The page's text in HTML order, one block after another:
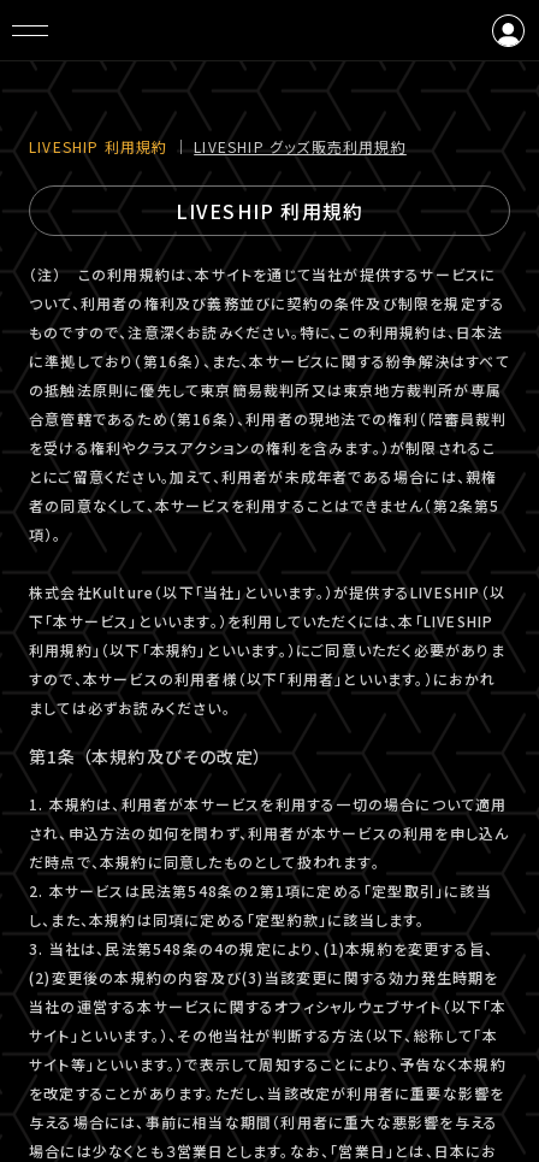
会員登録
LIVESHIP 利⽤規約 ｜LIVESHIP グッズ販売利⽤規約
LIVESHIP 利用規約
（注） この利用規約は、本サイトを通じて当社が提供するサービスに
ついて、利用者の権利及び義務並びに契約の条件及び制限を規定する
ものですので、注意深くお読みください。特に、この利用規約は、日本法
に準拠しており（第16条）、また、本サービスに関する紛争解決はすべて
の抵触法原則に優先して東京簡易裁判所又は東京地方裁判所が専属
合意管轄であるため（第16条）、利用者の現地法での権利（陪審員裁判
を受ける権利やクラスアクションの権利を含みます。）が制限されるこ
とにご留意ください。加えて、利用者が未成年者である場合には、親権
者の同意なくして、本サービスを利用することはできません（第2条第5
項）。
株式会社Kulture（以下「当社」といいます。）が提供するLIVESHIP（以
下「本サービス」といいます。）を利用していただくには、本「LIVESHIP
利用規約」（以下「本規約」といいます。）にご同意いただく必要がありま
すので、本サービスの利用者様（以下「利用者」といいます。）におかれ
ましては必ずお読みください。
第1条 （本規約及びその改定）
1. 本規約は、利用者が本サービスを利用する一切の場合について適用
され、申込方法の如何を問わず、利用者が本サービスの利用を申し込ん
だ時点で、本規約に同意したものとして扱われます。
2. 本サービスは民法第548条の2第1項に定める「定型取引」に該当
し、また、本規約は同項に定める「定型約款」に該当します。
3. 当社は、民法第548条の4の規定により、(1)本規約を変更する旨、
(2)変更後の本規約の内容及び(3)当該変更に関する効力発生時期を
当社の運営する本サービスに関するオフィシャルウェブサイト（以下「本
サイト」といいます。）、その他当社が判断する方法（以下、総称して「本
サイト等」といいます。）で表示して周知することにより、予告なく本規約
を改定することがあります。ただし、当該改定が利用者に重要な影響を
与える場合には、事前に相当な期間（利用者に重大な悪影響を与える
場合には少なくとも３営業日とします。なお、「営業日」とは、日本にお